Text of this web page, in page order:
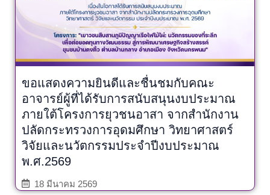
ขอแสดงความยินดีและชื่นชมกับคณะ
อาจารย์ผู้ที่ได้รับการสนับสนุนงบประมาณ
ภายใต้โครงการยุวชนอาสา จากสำนักงาน
ปลัดกระทรวงการอุดมศึกษา วิทยาศาสตร์
วิจัยและนวัตกรรมประจำปีงบประมาณ
พ.ศ.2569
18 มีนาคม 2569